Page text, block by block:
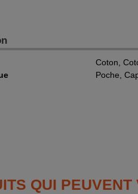
Coton,
Poche,
QUI